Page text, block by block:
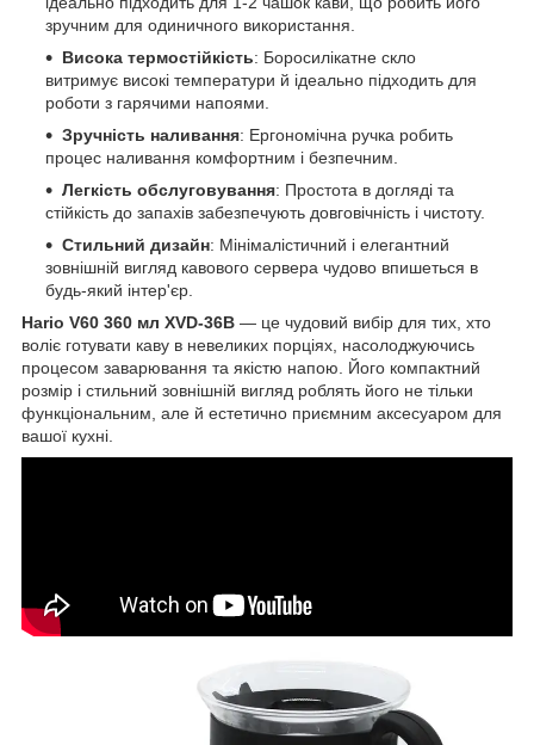
зручним для одиничного використання.
Висока термостійкість: Боросилікатне скло
витримує високі температури й ідеально підходить для
роботи з гарячими напоями.
Зручність наливання: Ергономічна ручка робить
процес наливання комфортним і безпечним.
Легкість обслуговування: Простота в догляді та
стійкість до запахів забезпечують довговічність і чистоту.
Стильний дизайн: Мінімалістичний і елегантний
зовнішній вигляд кавового сервера чудово впишеться в
будь-який інтер'єр.
Hario V60 360 мл XVD-36B — це чудовий вибір для тих, хто
воліє готувати каву в невеликих порціях, насолоджуючись
процесом заварювання та якістю напою. Його компактний
розмір і стильний зовнішній вигляд роблять його не тільки
функціональним, але й естетично приємним аксесуаром для
вашої кухні.